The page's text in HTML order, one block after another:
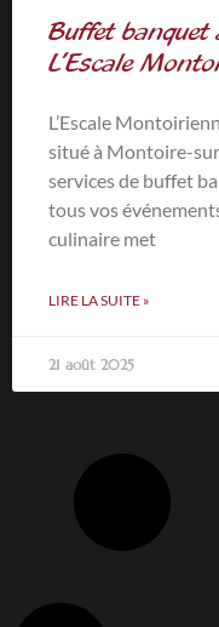
Buffet banquet
L’Escale
L’Escale
situé à Montoire-
services de buffet
tous vos
culinaire met
LIRE LA SUITE »
21 août 2025